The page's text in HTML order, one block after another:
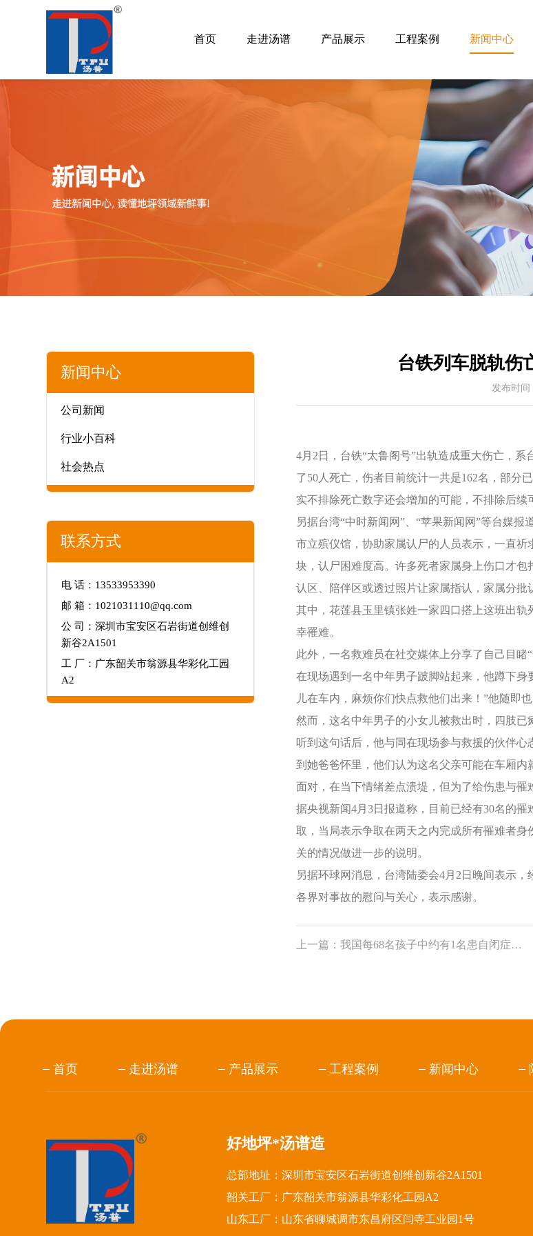
首页 走进汤谱 产品展示 工程案例 新闻中心
新闻中心
公司新闻
行业小百科
社会热点
联系方式
电 话：13533953390
邮 箱：1021031110@qq.com
公 司：深圳市宝安区石岩街道创维创
新谷2A1501
工 厂：广东韶关市翁源县华彩化工园
A2
台铁列车脱轨伤
发布时间
4月2日，台铁“太鲁阁号”出轨造成重大伤亡，
了50人死亡，伤者目前统计一共是162名，部分
实不排除死亡数字还会增加的可能，不排除后续
另据台湾“中时新闻网”、“苹果新闻网”等台媒
市立殡仪馆，协助家属认尸的人员表示，一直
块，认尸困难度高。许多死者家属身上伤口才
认区、陪伴区或透过照片让家属指认，家属分批
其中，花莲县玉里镇张姓一家四口搭上这班出
幸罹难。
此外，一名救难员在社交媒体上分享了自己目
在现场遇到一名中年男子跛脚站起来，他蹲下
儿在车内，麻烦你们快点救他们出来！”他随即
然而，这名中年男子的小女儿被救出时，四肢已
听到这句话后，他与同在现场参与救援的伙伴
到她爸爸怀里，他们认为这名父亲可能在车厢
面对，在当下情绪差点溃堤，但为了给伤患与
据央视新闻4月3日报道称，目前已经有30名的
取，当局表示争取在两天之内完成所有罹难者
关的情况做进一步的说明。
另据环球网消息，台湾陆委会4月2日晚间表示
各界对事故的慰问与关心，表示感谢。
上一篇：我国每68名孩子中约有1名患自闭症，他们不是内向，而是生病了
首页 走进汤谱 产品展示 工程案例 新闻中心
好地坪*汤谱造
总部地址：深圳市宝安区石岩街道创维创新谷2A1501
韶关工厂：广东韶关市翁源县华彩化工园A2
山东工厂：山东省聊城调市东昌府区闫寺工业园1号